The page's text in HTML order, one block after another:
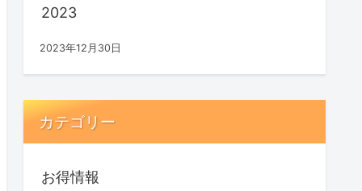
2023
2023年12月30日
カテゴリー
お得情報